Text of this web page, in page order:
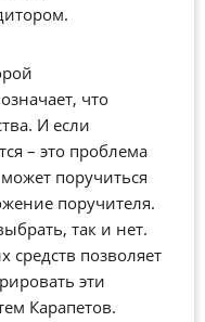
что
И если
– это проблема
поручиться
поручителя.
так и нет.
средств позволяет
эти
Карапетов.